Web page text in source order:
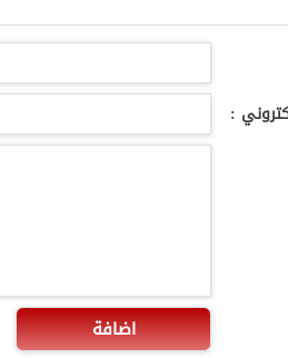
:
اضافة